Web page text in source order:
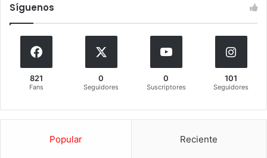
Síguenos
821
Fans
0
Seguidores
0
Suscriptores
101
Seguidores
Popular Reciente